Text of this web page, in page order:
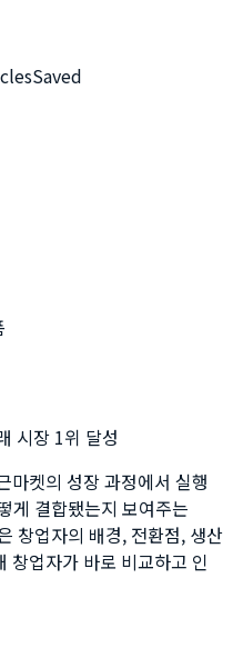
Saved
시장 1위 달성
마켓의 성장 과정에서 실행
게 결합됐는지 보여주는
업자의 배경, 전환점, 생산
창업자가 바로 비교하고 인